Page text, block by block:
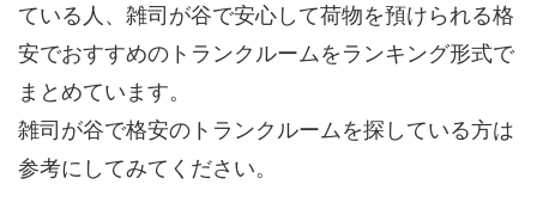
ている人、雑司が谷で安心して荷物を預けられる格
安でおすすめのトランクルームをランキング形式で
まとめています。
雑司が谷で格安のトランクルームを探している方は
参考にしてみてください。